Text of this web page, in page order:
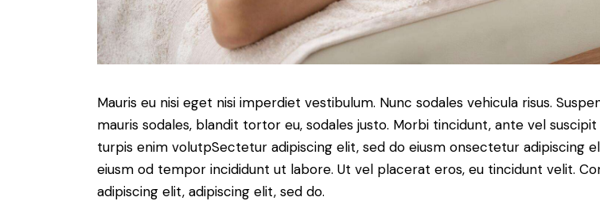
Mauris eu nisi eget nisi imperdiet vestibulum. Nunc sodales vehicula risus.
mauris sodales, blandit tortor eu, sodales justo. Morbi tincidunt, ante vel
turpis enim volutpSectetur adipiscing elit, sed do eiusm onsectetur adipiscing
eiusm od tempor incididunt ut labore. Ut vel placerat eros, eu tincidunt velit.
adipiscing elit, adipiscing elit, sed do.